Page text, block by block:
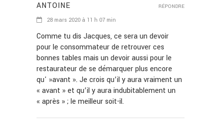
ANTOINE
28 mars 2020 à 11 h 07 min
Comme tu dis Jacques, ce sera un devoir
pour le consommateur de retrouver ces
bonnes tables mais un devoir aussi pour le
restaurateur de se démarquer plus encore
qu' »avant ». Je crois qu’il y aura vraiment un
« avant » et qu’il y aura indubitablement un
« après » ; le meilleur soit-il.
RÉPONDRE